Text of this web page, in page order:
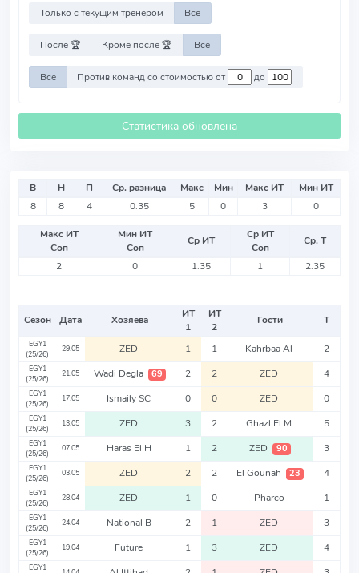
Только с текущим тренером Все
После 🏆 Кроме после 🏆 Все
Все Против команд со стоимостью от до
Статистика обновлена
В Н П Ср. разница Макс Мин Макс ИТ
Мин ИТ
8
8 4 0.35 5 0 3 0
Макс ИТ
Соп
Мин ИТ
Соп
Ср ИТ
Ср ИТ
Соп
Ср. Т
2
0 1.35 1 2.35
Сезон Дата Хозяева
ИТ
1
ИТ
2
Гости Т
EGY1
(25/26)
29.05 ZED 1 1 Kahrbaa Al 2
EGY1
(25/26)
21.05 Wadi Degla 69 2 2 ZED 4
EGY1
(25/26)
17.05 Ismaily SC 0 0 ZED 0
EGY1
(25/26)
13.05 ZED 3 2 Ghazl El M 5
EGY1
(25/26)
07.05 Haras El H 1 2 ZED 90 3
EGY1
(25/26)
03.05 ZED 2 2 El Gounah 23 4
EGY1
(25/26)
28.04 ZED 1 0 Pharco 1
EGY1
(25/26)
24.04 National B 2 1 ZED 3
EGY1
(25/26)
19.04 Future 1 3 ZED 4
EGY1